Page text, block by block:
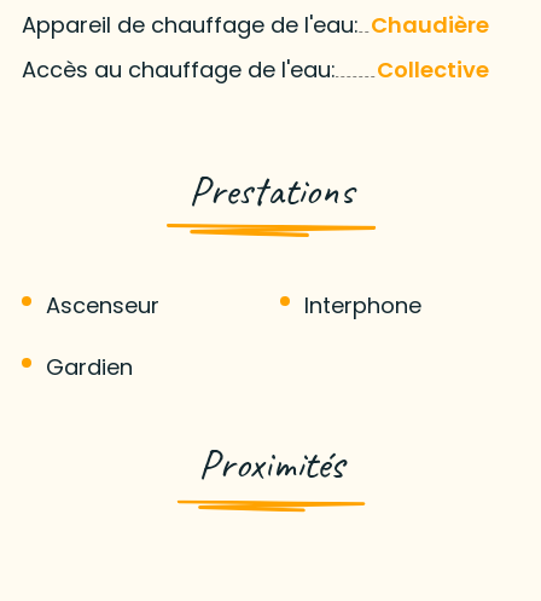
Appareil de chauffage de l'eau: Chaudière
Accès au chauffage de l'eau:
Collective
Prestations
Ascenseur
Gardien
Interphone
Proximités